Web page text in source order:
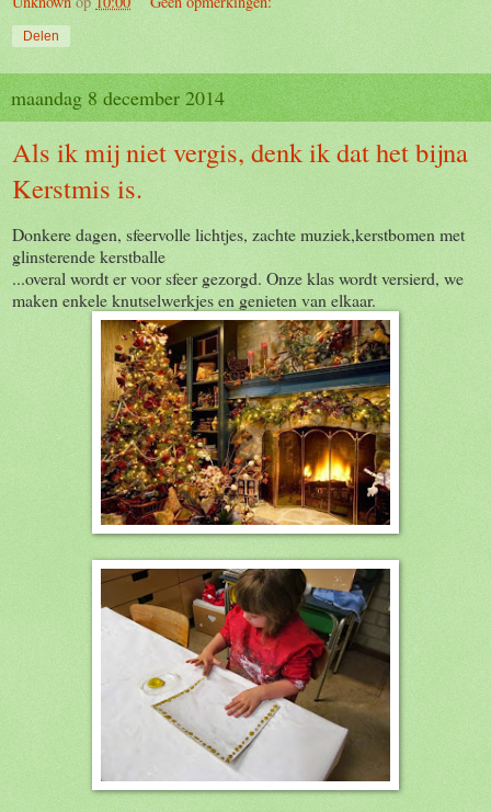
Delen
maandag 8 december 2014
Als ik mij niet vergis, denk ik dat het bijna
Kerstmis is.
Donkere dagen, sfeervolle lichtjes, zachte muziek,kerstbomen met
glinsterende kerstballe
...overal wordt er voor sfeer gezorgd. Onze klas wordt versierd, we
maken enkele knutselwerkjes en genieten van elkaar.